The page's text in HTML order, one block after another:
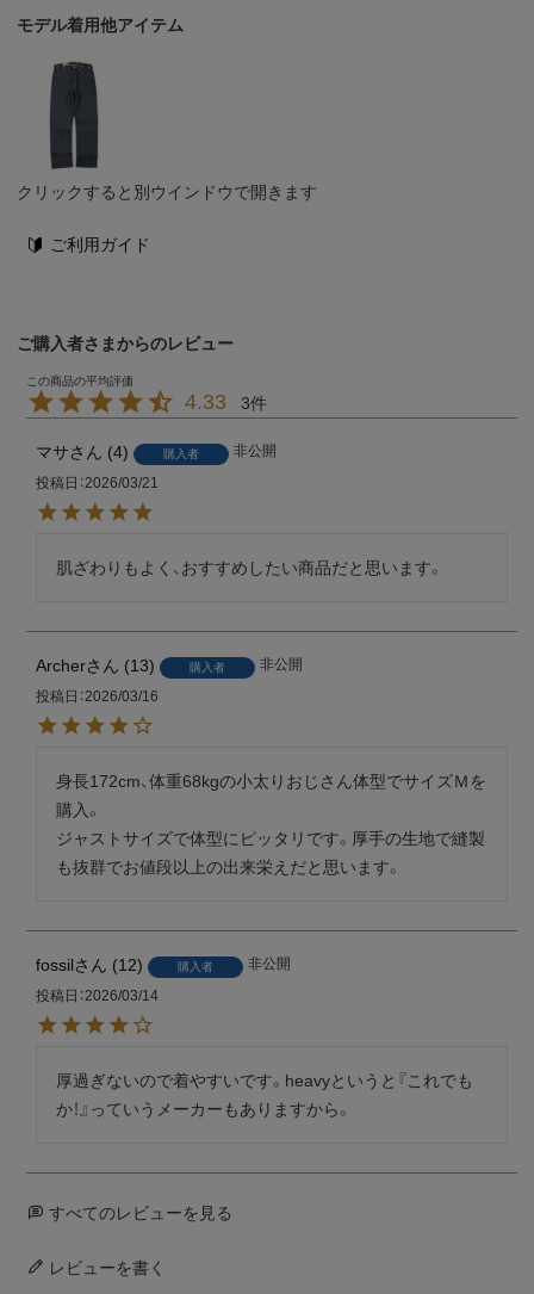
モデル着用他アイテム
クリックすると別ウインドウで開きます
ご利用ガイド
ご購入者さまからのレビュー
4.33 3
マサ 4 購入者
非公開
投稿日 2026/03/21
肌ざわりもよく、おすすめしたい商品だと思います。
Archer 13 購入者
非公開
投稿日 2026/03/16
身長172cm、体重68kgの小太りおじさん体型でサイズＭを
購入。
ジャストサイズで体型にピッタリです。厚手の生地で縫製
も抜群でお値段以上の出来栄えだと思います。
fossil 12 購入者
非公開
投稿日 2026/03/14
厚過ぎないので着やすいです。heavyというと『これでも
か！』っていうメーカーもありますから。
すべてのレビューを見る
レビューを書く